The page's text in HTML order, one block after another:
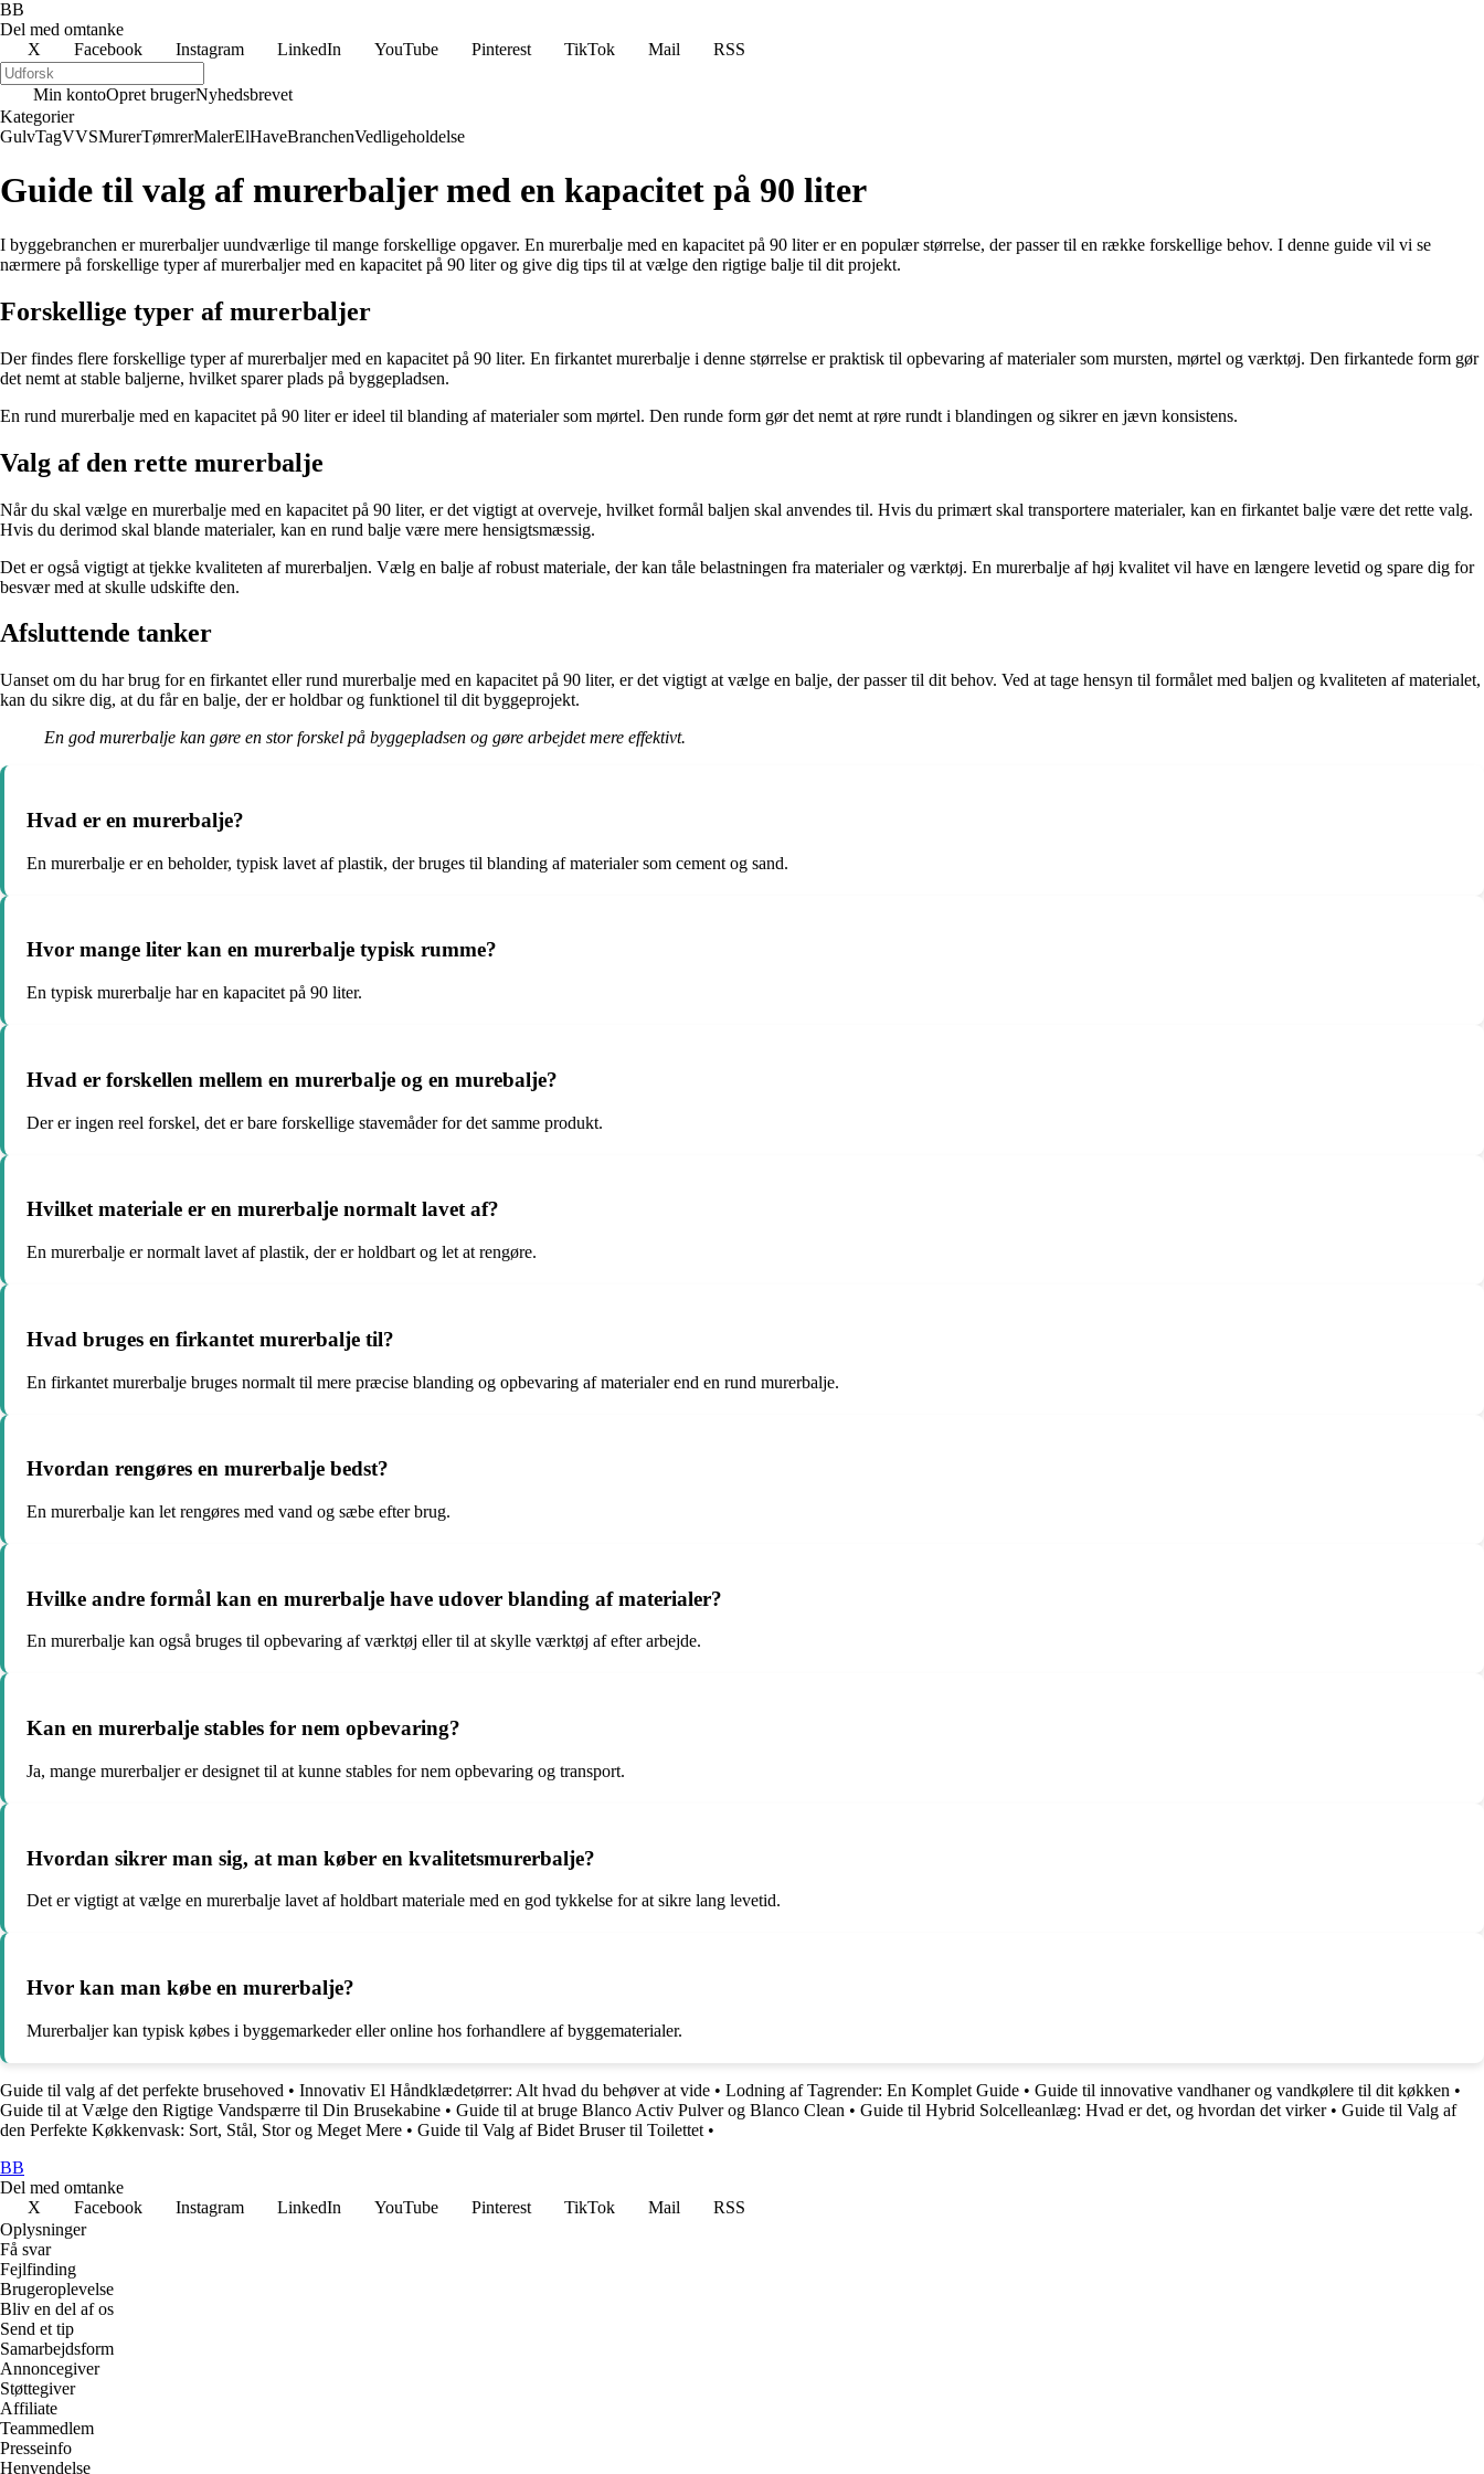
BB
Del med omtanke
X
Facebook Instagram LinkedIn YouTube Pinterest TikTok Mail RSS
Min kontoOpret brugerNyhedsbrevet
Kategorier
GulvTagVVSMurerTømrerMalerElHaveBranchenVedligeholdelse
Guide til valg af murerbaljer med en kapacitet på 90 liter
I byggebranchen er murerbaljer uundværlige til mange forskellige opgaver. En murerbalje med en kapacitet på 90 liter er en populær størrelse, der passer til en række forskellige behov. I denne guide vil vi se
nærmere på forskellige typer af murerbaljer med en kapacitet på 90 liter og give dig tips til at vælge den rigtige balje til dit projekt.
Forskellige typer af murerbaljer
Der findes flere forskellige typer af murerbaljer med en kapacitet på 90 liter. En firkantet murerbalje i denne størrelse er praktisk til opbevaring af materialer som mursten, mørtel og værktøj. Den firkantede form gør
det nemt at stable baljerne, hvilket sparer plads på byggepladsen.
En rund murerbalje med en kapacitet på 90 liter er ideel til blanding af materialer som mørtel. Den runde form gør det nemt at røre rundt i blandingen og sikrer en jævn konsistens.
Valg af den rette murerbalje
Når du skal vælge en murerbalje med en kapacitet på 90 liter, er det vigtigt at overveje, hvilket formål baljen skal anvendes til. Hvis du primært skal transportere materialer, kan en firkantet balje være det rette valg.
Hvis du derimod skal blande materialer, kan en rund balje være mere hensigtsmæssig.
Det er også vigtigt at tjekke kvaliteten af murerbaljen. Vælg en balje af robust materiale, der kan tåle belastningen fra materialer og værktøj. En murerbalje af høj kvalitet vil have en længere levetid og spare dig for
besvær med at skulle udskifte den.
Afsluttende tanker
Uanset om du har brug for en firkantet eller rund murerbalje med en kapacitet på 90 liter, er det vigtigt at vælge en balje, der passer til dit behov. Ved at tage hensyn til formålet med baljen og kvaliteten af materialet,
kan du sikre dig, at du får en balje, der er holdbar og funktionel til dit byggeprojekt.
En god murerbalje kan gøre en stor forskel på byggepladsen og gøre arbejdet mere effektivt.
Hvad er en murerbalje?
En murerbalje er en beholder, typisk lavet af plastik, der bruges til blanding af materialer som cement og sand.
Hvor mange liter kan en murerbalje typisk rumme?
En typisk murerbalje har en kapacitet på 90 liter.
Hvad er forskellen mellem en murerbalje og en murebalje?
Der er ingen reel forskel, det er bare forskellige stavemåder for det samme produkt.
Hvilket materiale er en murerbalje normalt lavet af?
En murerbalje er normalt lavet af plastik, der er holdbart og let at rengøre.
Hvad bruges en firkantet murerbalje til?
En firkantet murerbalje bruges normalt til mere præcise blanding og opbevaring af materialer end en rund murerbalje.
Hvordan rengøres en murerbalje bedst?
En murerbalje kan let rengøres med vand og sæbe efter brug.
Hvilke andre formål kan en murerbalje have udover blanding af materialer?
En murerbalje kan også bruges til opbevaring af værktøj eller til at skylle værktøj af efter arbejde.
Kan en murerbalje stables for nem opbevaring?
Ja, mange murerbaljer er designet til at kunne stables for nem opbevaring og transport.
Hvordan sikrer man sig, at man køber en kvalitetsmurerbalje?
Det er vigtigt at vælge en murerbalje lavet af holdbart materiale med en god tykkelse for at sikre lang levetid.
Hvor kan man købe en murerbalje?
Murerbaljer kan typisk købes i byggemarkeder eller online hos forhandlere af byggematerialer.
Guide til valg af det perfekte brusehoved • Innovativ El Håndklædetørrer: Alt hvad du behøver at vide • Lodning af Tagrender: En Komplet Guide • Guide til innovative vandhaner og vandkølere til dit køkken •
Guide til at Vælge den Rigtige Vandspærre til Din Brusekabine • Guide til at bruge Blanco Activ Pulver og Blanco Clean • Guide til Hybrid Solcelleanlæg: Hvad er det, og hvordan det virker• Guide til Valg af
den Perfekte Køkkenvask: Sort, Stål, Stor og Meget Mere • Guide til Valg af Bidet Bruser til Toilettet •
BB
Del med omtanke
X
Facebook Instagram LinkedIn YouTube Pinterest TikTok Mail
RSS
Oplysninger
Få svar
Fejlfinding
Brugeroplevelse
Bliv en del af os
Send et tip
Samarbejdsform
Annoncegiver
Støttegiver
Affiliate
Teammedlem
Presseinfo
Henvendelse